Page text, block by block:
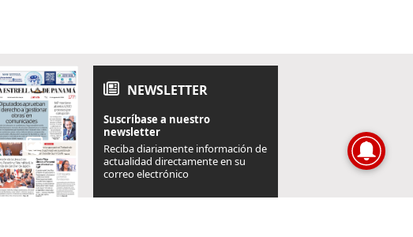
NEWSLETTER
Suscríbase a nuestro
newsletter
Reciba diariamente información de
actualidad directamente en su
correo electrónico